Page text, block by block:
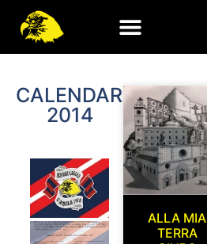
CALENDARIO
2014
ALLA MIA
TERRA